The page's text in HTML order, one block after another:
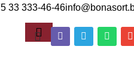
33 333-46-46